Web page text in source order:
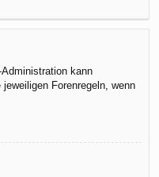
kann
Forenregeln, wenn